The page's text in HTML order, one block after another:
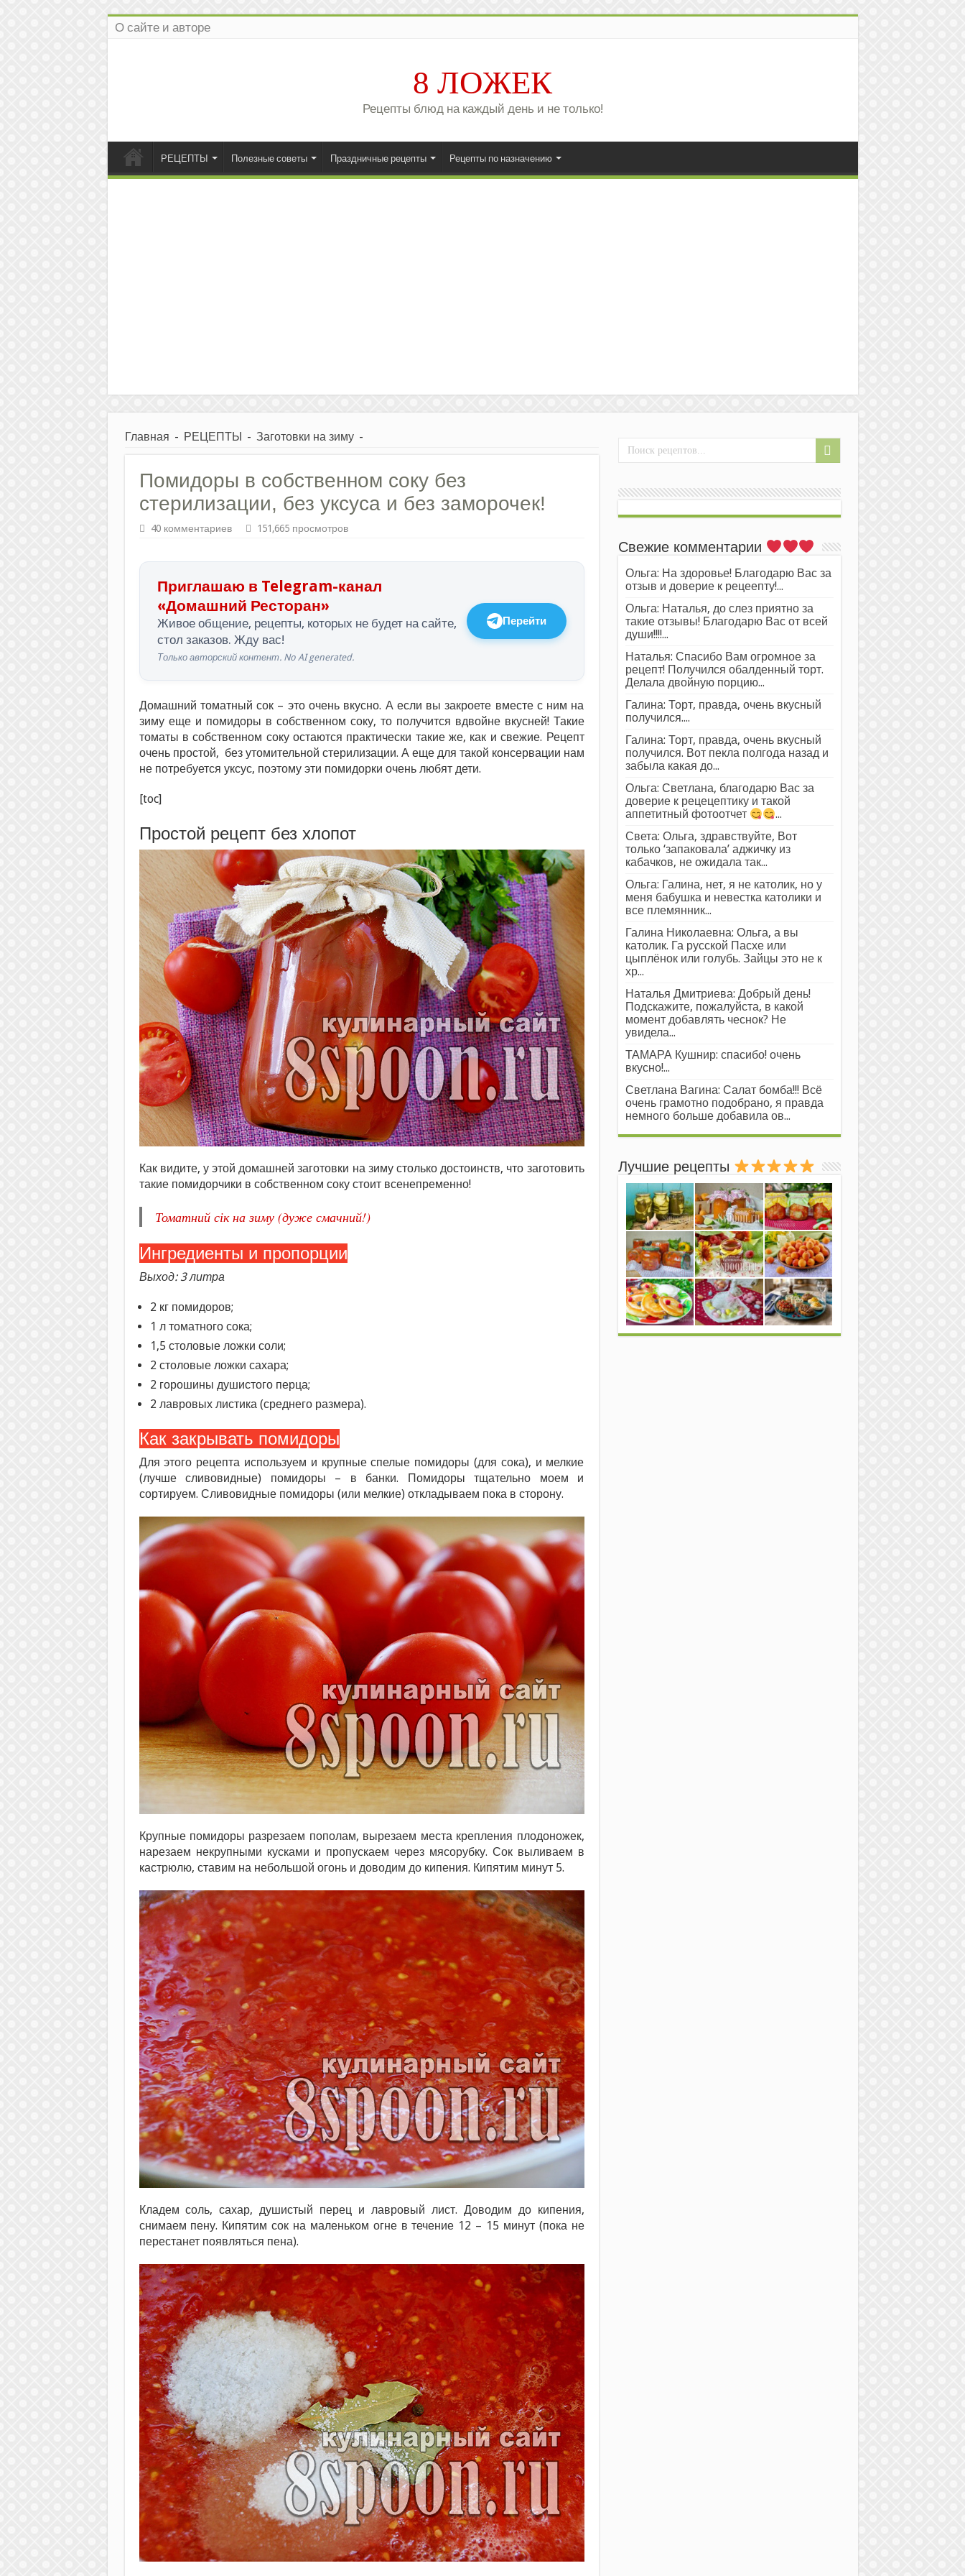
О сайте и авторе
8 ЛОЖЕК
Рецепты блюд на каждый день и не только!
РЕЦЕПТЫ Полезные советы Праздничные рецепты Рецепты по назначению
Главная - РЕЦЕПТЫ - Заготовки на зиму -
Помидоры в собственном соку без
стерилизации, без уксуса и без заморочек!
40 комментариев 151,665 просмотров
Приглашаю в Telegram-канал
«Домашний Ресторан»
Живое общение, рецепты, которых не будет на сайте,
стол заказов. Жду вас!
Только авторский контент. No AI generated.
Перейти
Домашний томатный сок – это очень вкусно. А если вы закроете вместе с ним на
зиму еще и помидоры в собственном соку, то получится вдвойне вкусней! Такие
томаты в собственном соку остаются практически такие же, как и свежие. Рецепт
очень простой, без утомительной стерилизации. А еще для такой консервации нам
не потребуется уксус, поэтому эти помидорки очень любят дети.
[toc]
Простой рецепт без хлопот
Как видите, у этой домашней заготовки на зиму столько достоинств, что заготовить
такие помидорчики в собственном соку стоит всенепременно!
Томатний сік на зиму (дуже смачний!)
Ингредиенты и пропорции
Выход: 3 литра
2 кг помидоров;
1 л томатного сока;
1,5 столовые ложки соли;
2 столовые ложки сахара;
2 горошины душистого перца;
2 лавровых листика (среднего размера).
Как закрывать помидоры
Для этого рецепта используем и крупные спелые помидоры (для сока), и мелкие
(лучше сливовидные) помидоры – в банки. Помидоры тщательно моем и
сортируем. Сливовидные помидоры (или мелкие) откладываем пока в сторону.
Крупные помидоры разрезаем пополам, вырезаем места крепления плодоножек,
нарезаем некрупными кусками и пропускаем через мясорубку. Сок выливаем в
кастрюлю, ставим на небольшой огонь и доводим до кипения. Кипятим минут 5.
Кладем соль, сахар, душистый перец и лавровый лист. Доводим до кипения,
снимаем пену. Кипятим сок на маленьком огне в течение 12 – 15 минут (пока не
перестанет появляться пена).
Свежие комментарии
Ольга: На здоровье! Благодарю Вас за
отзыв и доверие к рецеепту!...
Ольга: Наталья, до слез приятно за
такие отзывы! Благодарю Вас от всей
души!!!!...
Наталья: Спасибо Вам огромное за
рецепт! Получился обалденный торт.
Делала двойную порцию...
Галина: Торт, правда, очень вкусный
получился....
Галина: Торт, правда, очень вкусный
получился. Вот пекла полгода назад и
забыла какая до...
Ольга: Светлана, благодарю Вас за
доверие к рецецептику и такой
аппетитный фотоотчет
...
Света: Ольга, здравствуйте, Вот
только ‘запаковала’ аджичку из
кабачков, не ожидала так...
Ольга: Галина, нет, я не католик, но у
меня бабушка и невестка католики и
все племянник...
Галина Николаевна: Ольга, а вы
католик. Га русской Пасхе или
цыплёнок или голубь. Зайцы это не к
хр...
Наталья Дмитриева: Добрый день!
Подскажите, пожалуйста, в какой
момент добавлять чеснок? Не
увидела...
ТАМАРА Кушнир: спасибо! очень
вкусно!...
Светлана Вагина: Салат бомба!!! Всё
очень грамотно подобрано, я правда
немного больше добавила ов...
Лучшие рецепты